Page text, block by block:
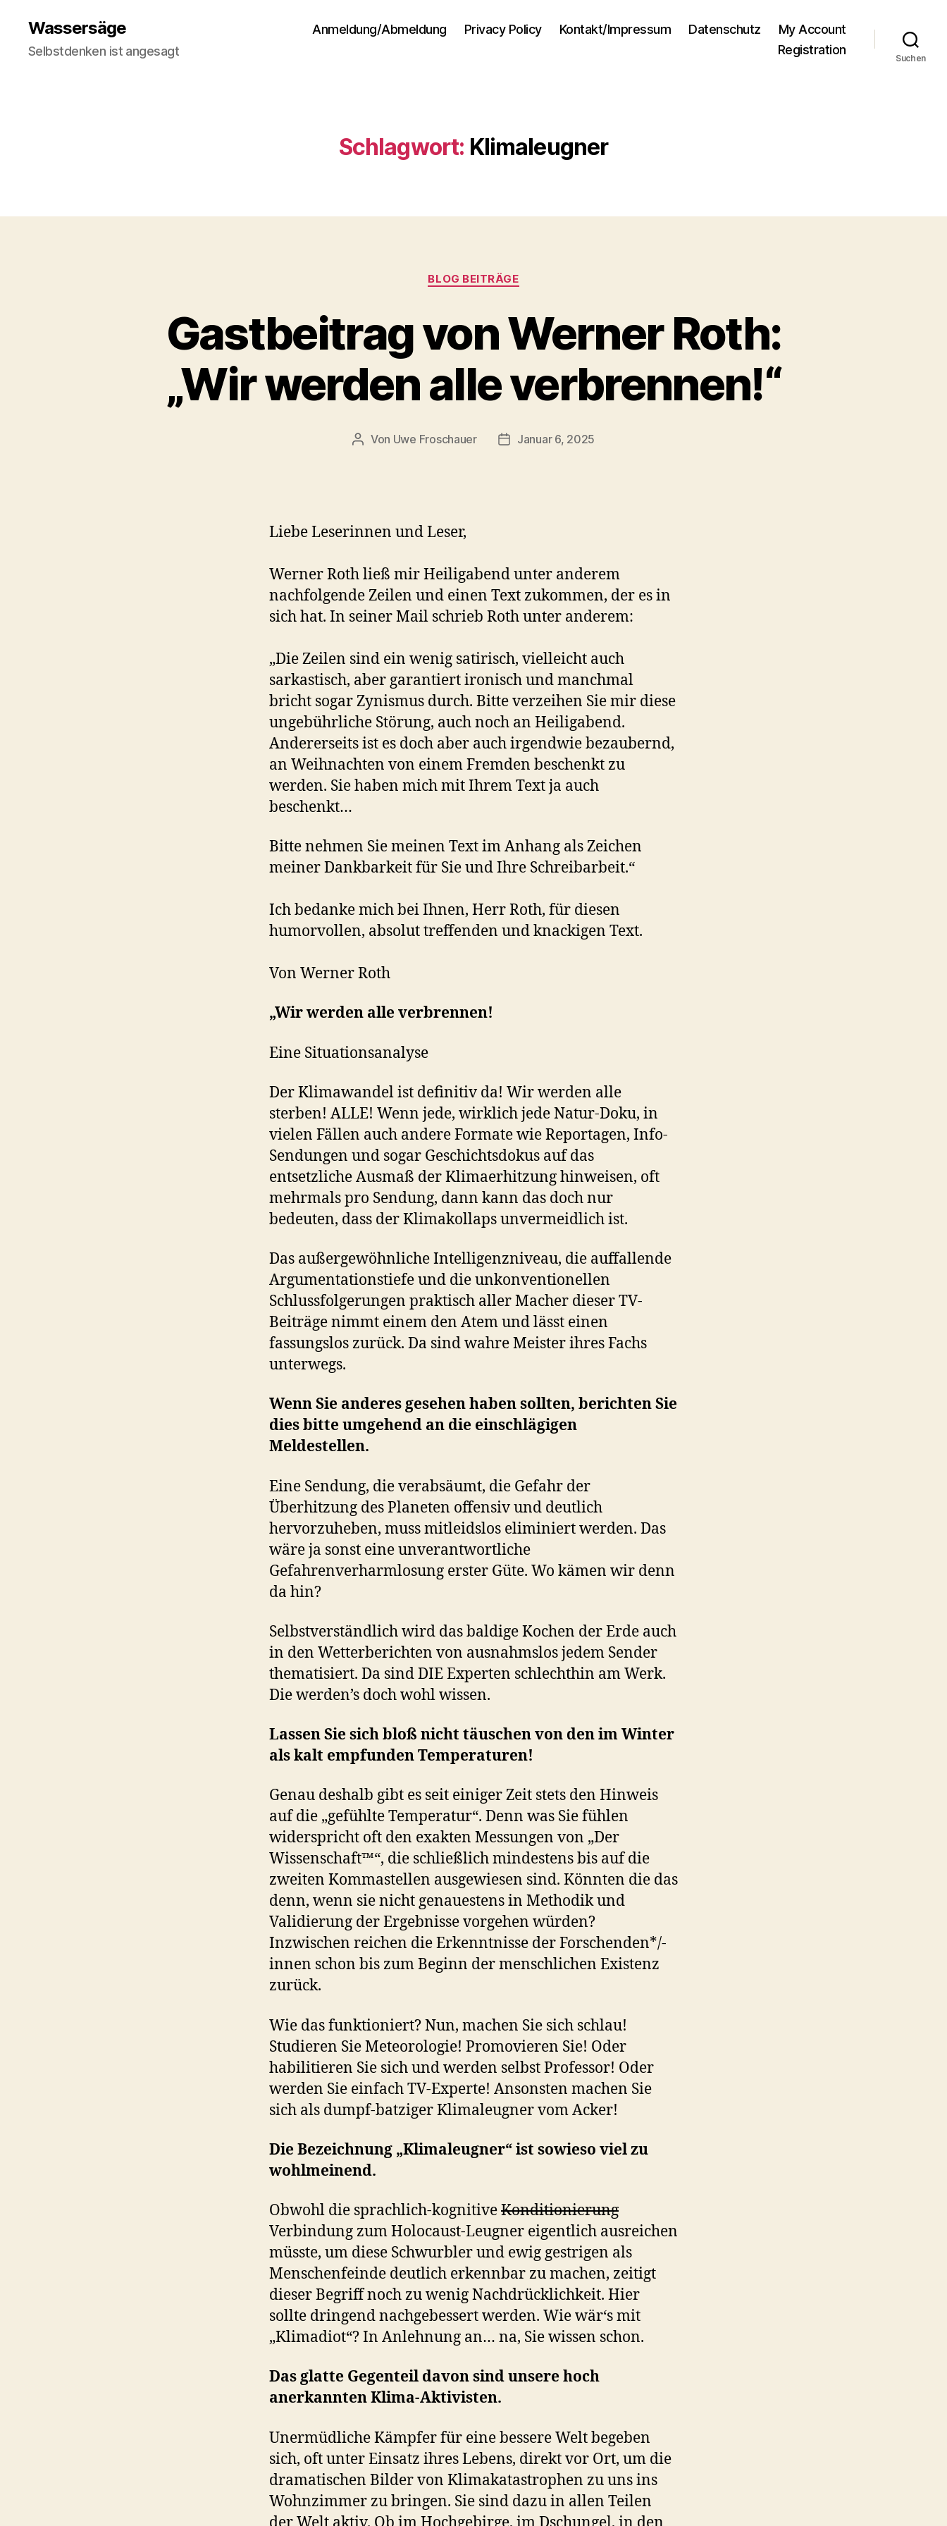
Wassersäge
Selbstdenken ist angesagt
Anmeldung/Abmeldung Privacy Policy Kontakt/Impressum Datenschutz
My Account
Registration
Suchen
Schlagwort: Klimaleugner
Kategorien
BLOG BEITRÄGE
Gastbeitrag von Werner Roth:
„Wir werden alle verbrennen!“
Beitragsautor
Von Uwe Froschauer Beitragsdatum
Januar 6, 2025
Liebe Leserinnen und Leser,
Werner Roth ließ mir Heiligabend unter anderem
nachfolgende Zeilen und einen Text zukommen, der es in
sich hat. In seiner Mail schrieb Roth unter anderem:
„Die Zeilen sind ein wenig satirisch, vielleicht auch
sarkastisch, aber garantiert ironisch und manchmal
bricht sogar Zynismus durch. Bitte verzeihen Sie mir diese
ungebührliche Störung, auch noch an Heiligabend.
Andererseits ist es doch aber auch irgendwie bezaubernd,
an Weihnachten von einem Fremden beschenkt zu
werden. Sie haben mich mit Ihrem Text ja auch
beschenkt…
Bitte nehmen Sie meinen Text im Anhang als Zeichen
meiner Dankbarkeit für Sie und Ihre Schreibarbeit.“
Ich bedanke mich bei Ihnen, Herr Roth, für diesen
humorvollen, absolut treffenden und knackigen Text.
Von Werner Roth
„Wir werden alle verbrennen!
Eine Situationsanalyse
Der Klimawandel ist definitiv da! Wir werden alle
sterben! ALLE! Wenn jede, wirklich jede Natur-Doku, in
vielen Fällen auch andere Formate wie Reportagen, Info-
Sendungen und sogar Geschichtsdokus auf das
entsetzliche Ausmaß der Klimaerhitzung hinweisen, oft
mehrmals pro Sendung, dann kann das doch nur
bedeuten, dass der Klimakollaps unvermeidlich ist.
Das außergewöhnliche Intelligenzniveau, die auffallende
Argumentationstiefe und die unkonventionellen
Schlussfolgerungen praktisch aller Macher dieser TV-
Beiträge nimmt einem den Atem und lässt einen
fassungslos zurück. Da sind wahre Meister ihres Fachs
unterwegs.
Wenn Sie anderes gesehen haben sollten, berichten Sie
dies bitte umgehend an die einschlägigen
Meldestellen.
Eine Sendung, die verabsäumt, die Gefahr der
Überhitzung des Planeten offensiv und deutlich
hervorzuheben, muss mitleidslos eliminiert werden. Das
wäre ja sonst eine unverantwortliche
Gefahrenverharmlosung erster Güte. Wo kämen wir denn
da hin?
Selbstverständlich wird das baldige Kochen der Erde auch
in den Wetterberichten von ausnahmslos jedem Sender
thematisiert. Da sind DIE Experten schlechthin am Werk.
Die werden’s doch wohl wissen.
Lassen Sie sich bloß nicht täuschen von den im Winter
als kalt empfunden Temperaturen!
Genau deshalb gibt es seit einiger Zeit stets den Hinweis
auf die „gefühlte Temperatur“. Denn was Sie fühlen
widerspricht oft den exakten Messungen von „Der
Wissenschaft™“, die schließlich mindestens bis auf die
zweiten Kommastellen ausgewiesen sind. Könnten die das
denn, wenn sie nicht genauestens in Methodik und
Validierung der Ergebnisse vorgehen würden?
Inzwischen reichen die Erkenntnisse der Forschenden*/-
innen schon bis zum Beginn der menschlichen Existenz
zurück.
Wie das funktioniert? Nun, machen Sie sich schlau!
Studieren Sie Meteorologie! Promovieren Sie! Oder
habilitieren Sie sich und werden selbst Professor! Oder
werden Sie einfach TV-Experte! Ansonsten machen Sie
sich als dumpf-batziger Klimaleugner vom Acker!
Die Bezeichnung „Klimaleugner“ ist sowieso viel zu
wohlmeinend.
Obwohl die sprachlich-kognitiveKonditionierung
Verbindung zum Holocaust-Leugner eigentlich ausreichen
müsste, um diese Schwurbler und ewig gestrigen als
Menschenfeinde deutlich erkennbar zu machen, zeitigt
dieser Begriff noch zu wenig Nachdrücklichkeit. Hier
sollte dringend nachgebessert werden. Wie wär‘s mit
„Klimadiot“? In Anlehnung an… na, Sie wissen schon.
Das glatte Gegenteil davon sind unsere hoch
anerkannten Klima-Aktivisten.
Unermüdliche Kämpfer für eine bessere Welt begeben
sich, oft unter Einsatz ihres Lebens, direkt vor Ort, um die
dramatischen Bilder von Klimakatastrophen zu uns ins
Wohnzimmer zu bringen. Sie sind dazu in allen Teilen